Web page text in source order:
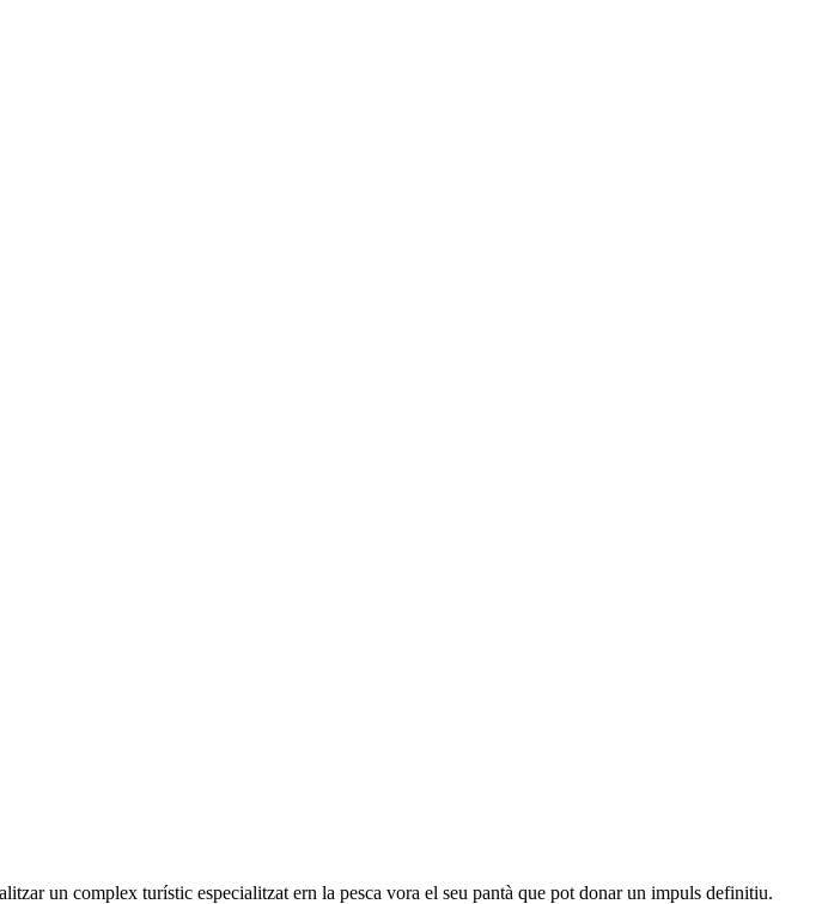
un complex turístic especialitzat ern la pesca vora el seu pantà que pot donar un impuls definitiu.